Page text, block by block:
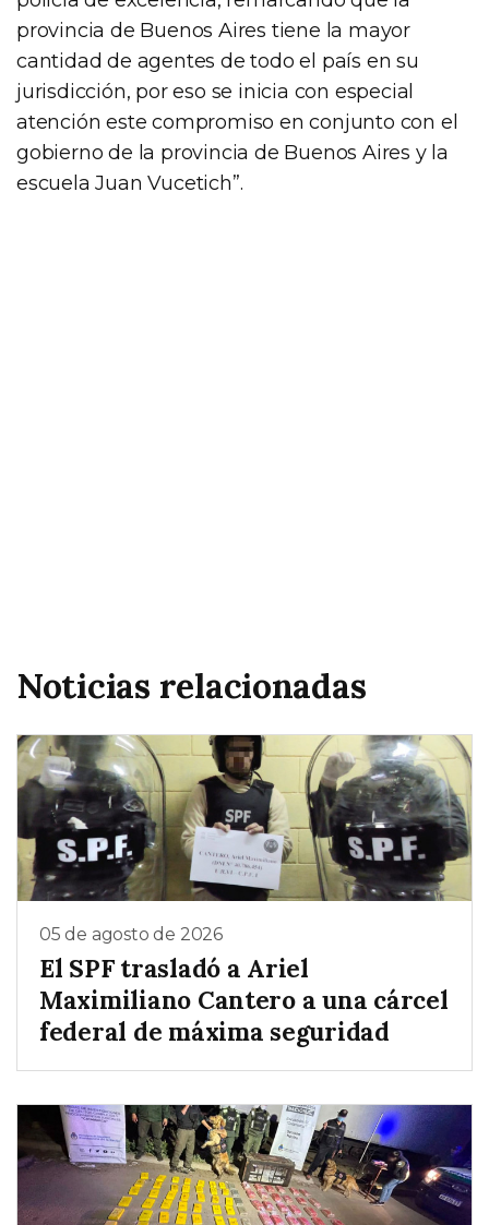
provincia de Buenos Aires tiene la mayor
cantidad de agentes de todo el país en su
jurisdicción, por eso se inicia con especial
atención este compromiso en conjunto con el
gobierno de la provincia de Buenos Aires y la
escuela Juan Vucetich”.
Noticias relacionadas
05 de agosto de 2026
El SPF trasladó a Ariel
Maximiliano Cantero a una cárcel
federal de máxima seguridad